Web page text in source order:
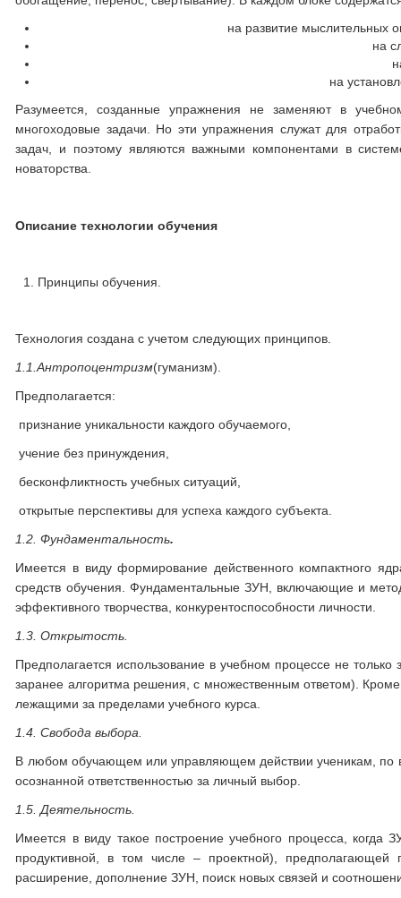
на развитие мыслительных
на
на
Разумеется, созданные упражнения не заменяют в
многоходовые задачи. Но эти упражнения служат для
задач, и поэтому являются важными компонентами в
новаторства.
Описание технологии обучения
Принципы обучения.
Технология создана с учетом следующих принципов.
1.1.Антропоцентризм(гуманизм).
Предполагается:
­ признание уникальности каждого обучаемого,
­ учение без принуждения,
­ бесконфликтность учебных ситуаций,
­ открытые перспективы для успеха каждого субъекта.
1.2. Фундаментальность.
Имеется в виду формирование действенного компактного
средств обучения. Фундаментальные ЗУН, включающие и
эффективного творчества, конкурентоспособности личности.
1.3. Открытость.
Предполагается использование в учебном процессе не
заранее алгоритма решения, с множественным ответом).
лежащими за пределами учебного курса.
1.4. Свобода выбора.
В любом обучающем или управляющем действии ученикам, по
осознанной ответственностью за личный выбор.
1.5. Деятельность.
Имеется в виду такое построение учебного процесса, когда
продуктивной, в том числе – проектной),
расширение, дополнение ЗУН, поиск новых связей и